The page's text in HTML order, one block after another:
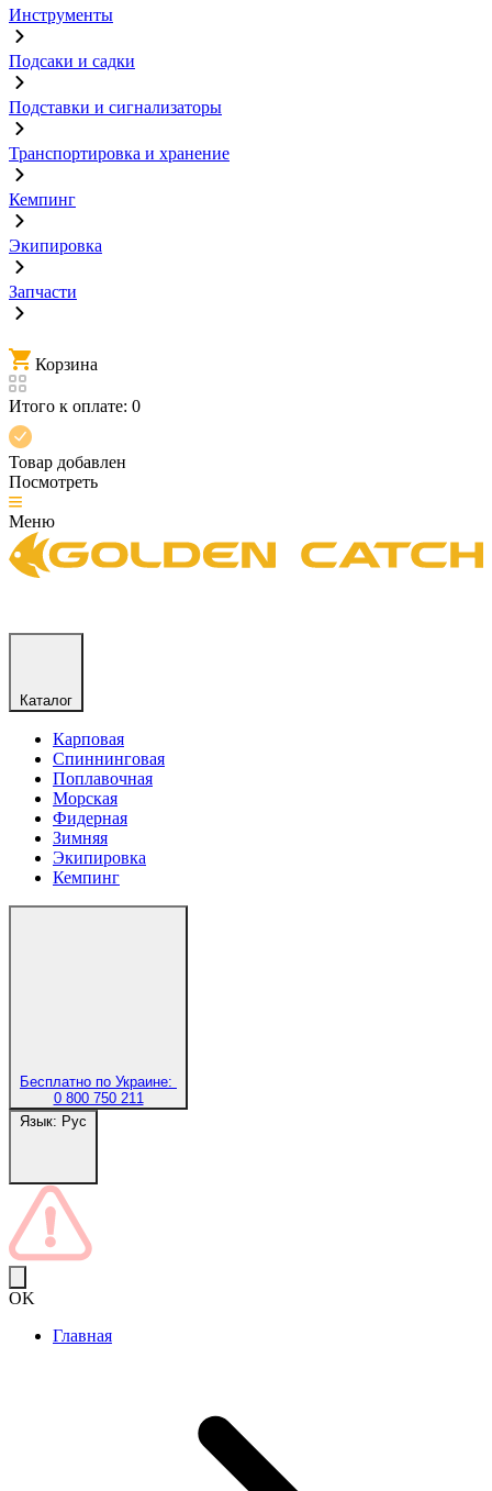
Инструменты
Подсаки и садки
Подставки и сигнализаторы
Транспортировка и хранение
Кемпинг
Экипировка
Запчасти
Корзина
Итого к оплате: 0
Товар добавлен
Посмотреть
Меню
Каталог
Карповая
Спиннинговая
Поплавочная
Морская
Фидерная
Зимняя
Экипировка
Кемпинг
Бесплатно по Украине:
0 800 750 211
Язык: Рус
OK
Главная